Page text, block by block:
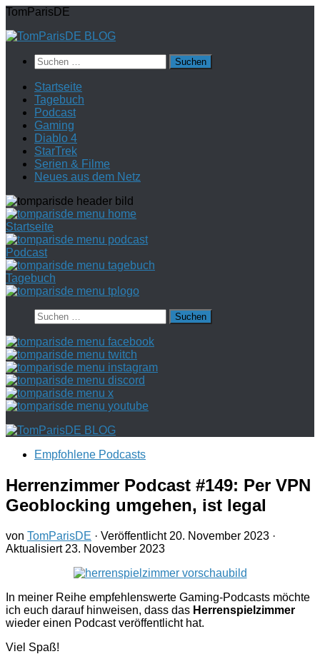
Zum
springen
TomParisDE
Suchen
nach:
Startseite
Tagebuch
Podcast
Gaming
Diablo 4
StarTrek
Serien & Filme
Neues aus dem Netz
Startseite
Podcast
Tagebuch
Suchen
nach:
Empfohlene Podcasts
Herrenzimmer Podcast #149: Per VPN
Geoblocking umgehen, ist legal
von TomParisDE · Veröffentlicht 20. November 2023 ·
Aktualisiert 23. November 2023
In meiner Reihe empfehlenswerte Gaming-Podcasts möchte
ich euch darauf hinweisen, dass das Herrenspielzimmer
wieder einen Podcast veröffentlicht hat.
Viel Spaß!